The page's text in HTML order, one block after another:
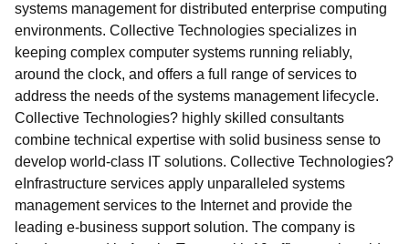
systems management for distributed enterprise computing
environments. Collective Technologies specializes in
keeping complex computer systems running reliably,
around the clock, and offers a full range of services to
address the needs of the systems management lifecycle.
Collective Technologies? highly skilled consultants
combine technical expertise with solid business sense to
develop world-class IT solutions. Collective Technologies?
eInfrastructure services apply unparalleled systems
management services to the Internet and provide the
leading e-business support solution. The company is